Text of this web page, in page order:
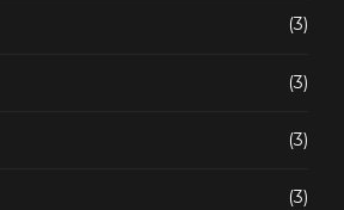
(3)
(3)
(3)
(3)